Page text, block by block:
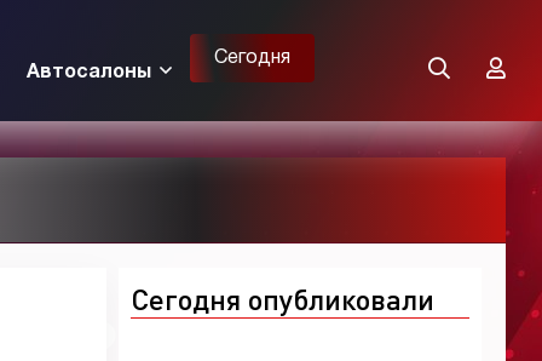
Автосалоны
Сегодня
Сегодня опубликовали